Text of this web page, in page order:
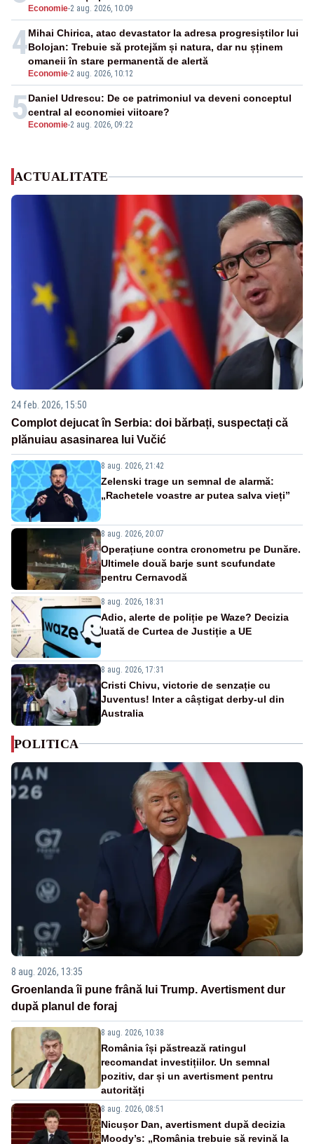
Economie-2 aug. 2026, 10:09
4
Economie-2 aug. 2026, 10:12
Mihai Chirica, atac devastator la adresa progresiștilor lui
Bolojan: Trebuie să protejăm și natura, dar nu șținem
omaneii în stare permanentă de alertă
5 Economie-2 aug. 2026, 09:22
Daniel Udrescu: De ce patrimoniul va deveni conceptul
central al economiei viitoare?
ACTUALITATE
24 feb. 2026, 15:50
Complot dejucat în Serbia: doi bărbați, suspectați că
plănuiau asasinarea lui Vučić
8 aug. 2026, 21:42
Zelenski trage un semnal de alarmă:
„Rachetele voastre ar putea salva vieți”
8 aug. 2026, 20:07
Operațiune contra cronometru pe Dunăre.
Ultimele două barje sunt scufundate
pentru Cernavodă
8 aug. 2026, 18:31
Adio, alerte de poliție pe Waze? Decizia
luată de Curtea de Justiție a UE
8 aug. 2026, 17:31
Cristi Chivu, victorie de senzație cu
Juventus! Inter a câștigat derby-ul din
Australia
POLITICA
8 aug. 2026, 13:35
Groenlanda îi pune frână lui Trump. Avertisment dur
după planul de foraj
8 aug. 2026, 10:38
România își păstrează ratingul
recomandat investițiilor. Un semnal
pozitiv, dar și un avertisment pentru
autorități
8 aug. 2026, 08:51
Nicușor Dan, avertisment după decizia
Moody’s: „România trebuie să revină la